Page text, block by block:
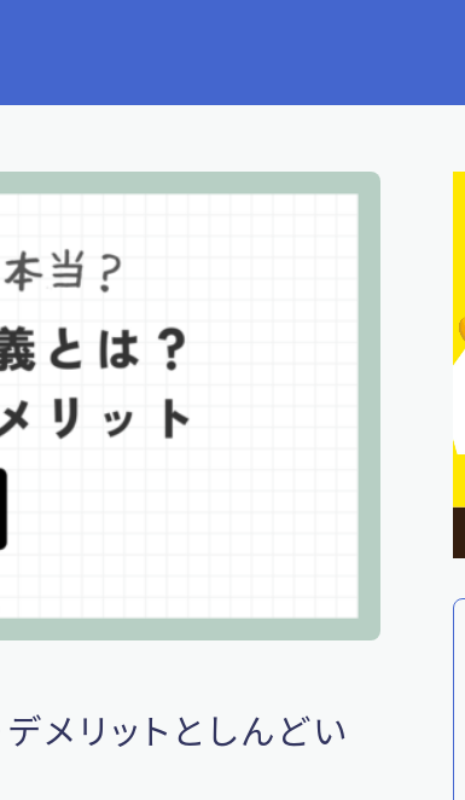
メリットとしんどい